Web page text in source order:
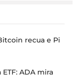
recua e Pi
ADA mira